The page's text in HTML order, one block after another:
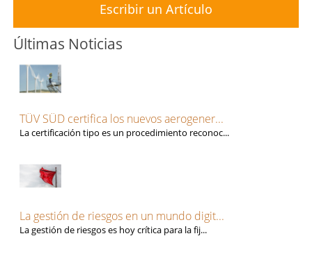
Escribir un Artículo
Últimas Noticias
TÜV SÜD certifica los nuevos aerogener...
La certificación tipo es un procedimiento reconoc...
La gestión de riesgos en un mundo digit...
La gestión de riesgos es hoy crítica para la fij...